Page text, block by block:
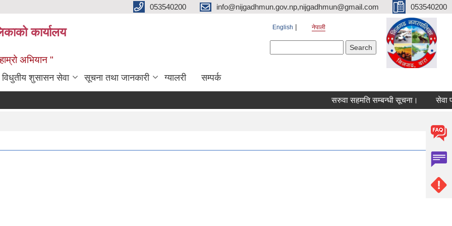
053540200 info@nijgadhmun.gov.np,nijgadhmun@gmail.com 053540200
कार्यालय
अभियान "
English नेपाली
विधुतीय शुसासन सेवा सूचना तथा जानकारी ग्यालरी सम्पर्क
सरुवा सहमति सम्बन्धी सूचना। सेवा